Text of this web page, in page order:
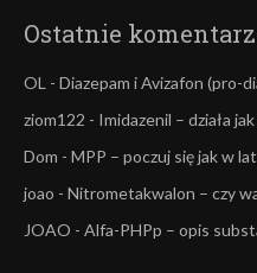
Ostatnie
OL - Diazepam i Avizafon (pro-
ziom122 - Imidazenil – działa
Dom - MPP – poczuj się jak w
joao - Nitrometakwalon – czy
JOAO - Alfa-PHPp – opis